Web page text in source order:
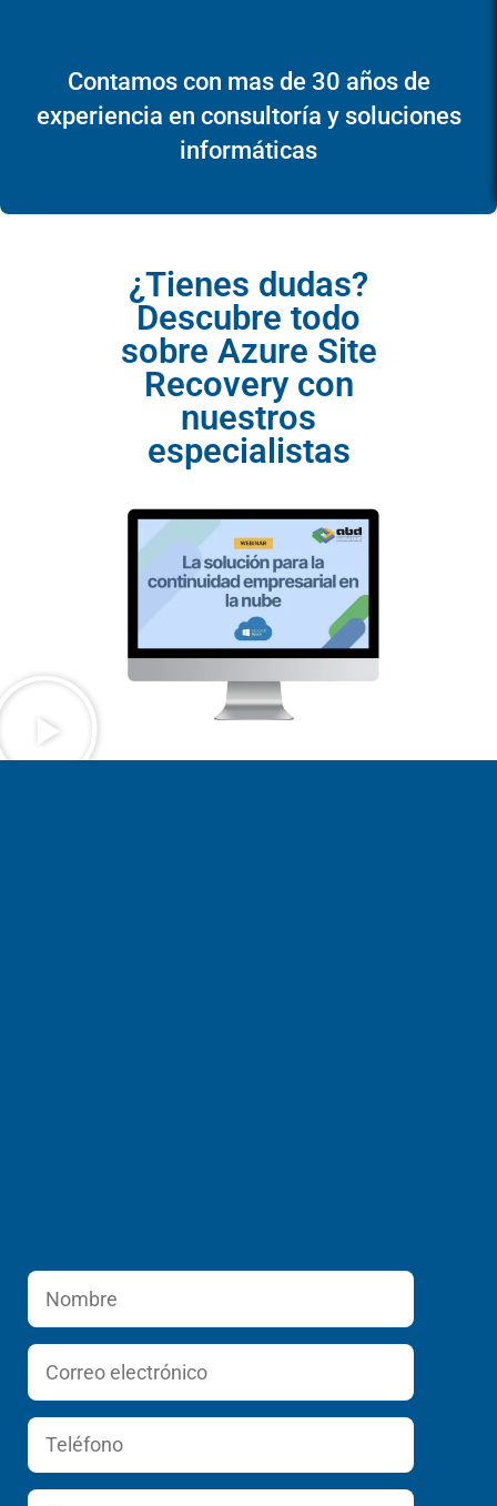
Contamos con mas de 30 años de
experiencia en consultoría y soluciones
informáticas
¿Tienes dudas?
Descubre todo
sobre Azure Site
Recovery con
nuestros
especialistas